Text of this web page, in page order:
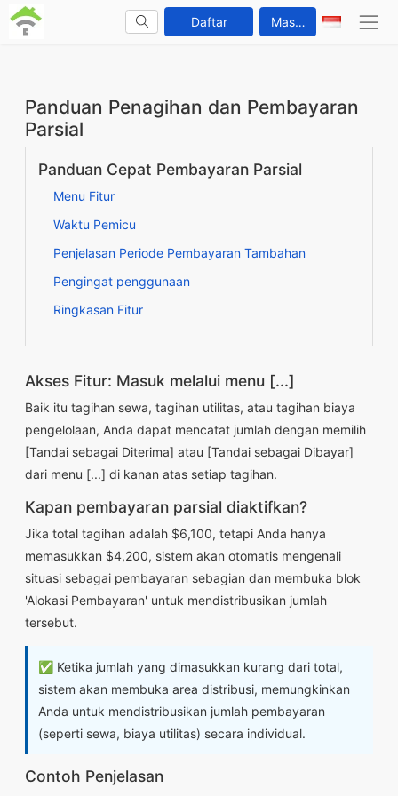
Daftar Masuk
Panduan Penagihan dan Pembayaran
Parsial
Panduan Cepat Pembayaran Parsial
Menu Fitur
Waktu Pemicu
Penjelasan Periode Pembayaran Tambahan
Pengingat penggunaan
Ringkasan Fitur
Akses Fitur: Masuk melalui menu [...]
Baik itu tagihan sewa, tagihan utilitas, atau tagihan biaya
pengelolaan, Anda dapat mencatat jumlah dengan memilih
[Tandai sebagai Diterima] atau [Tandai sebagai Dibayar]
dari menu [...] di kanan atas setiap tagihan.
Kapan pembayaran parsial diaktifkan?
Jika total tagihan adalah $6,100, tetapi Anda hanya
memasukkan $4,200, sistem akan otomatis mengenali
situasi sebagai pembayaran sebagian dan membuka blok
'Alokasi Pembayaran' untuk mendistribusikan jumlah
tersebut.
✅ Ketika jumlah yang dimasukkan kurang dari total,
sistem akan membuka area distribusi, memungkinkan
Anda untuk mendistribusikan jumlah pembayaran
(seperti sewa, biaya utilitas) secara individual.
Contoh Penjelasan